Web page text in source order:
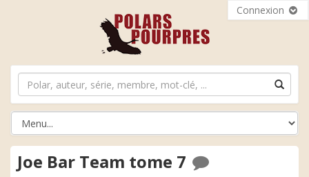
Connexion
Joe Bar Team tome 7